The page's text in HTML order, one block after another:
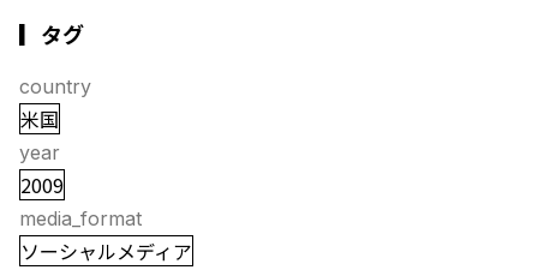
▎タグ
country
米国
year
2009
media_format
ソーシャルメディア